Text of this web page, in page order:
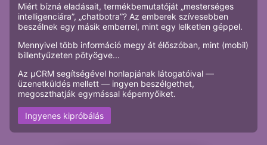
Miért bízná eladásait, termékbemutatóját „mesterséges
intelligenciára”, „chatbotra”? Az emberek szívesebben
beszélnek egy másik emberrel, mint egy lelketlen géppel.
Mennyivel több információ megy át élőszóban, mint (mobil)
billentyűzeten pötyögve...
Az μCRM segítségével honlapjának látogatóival —
üzenetküldés mellett — ingyen beszélgethet,
megoszthatják egymással képernyőiket.
Ingyenes kipróbálás